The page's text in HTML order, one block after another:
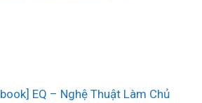
EQ – Nghệ Thuật Làm Chủ